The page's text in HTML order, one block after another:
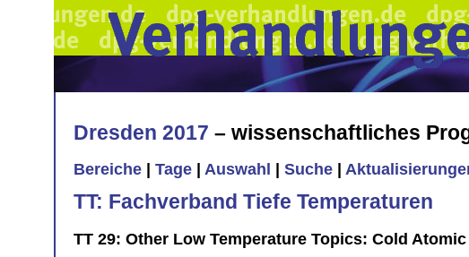
Dresden 2017 – wissenschaftliches
Bereiche Tage Auswahl Suche
TT: Fachverband Tiefe Temperaturen
TT 29: Other Low Temperature Topics: Cold